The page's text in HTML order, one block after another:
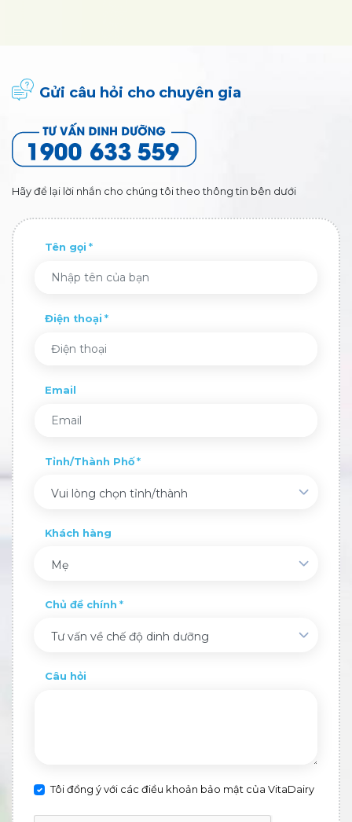
Gửi câu hỏi cho chuyên gia
Hãy để lại lời nhắn cho chúng tôi theo thông tin bên dưới
Tên gọi
Điện thoại
Email
Tỉnh/Thành Phố
Vui lòng chọn tỉnh/thành
Khách hàng
Mẹ
Chủ đề chính
Tư vấn về chế độ dinh dưỡng
Câu hỏi
Tôi đồng ý với các điều khoản bảo mật của VitaDairy